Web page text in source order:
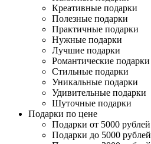
Креативные подарки
Полезные подарки
Практичные подарки
Нужные подарки
Лучшие подарки
Романтические подарки
Стильные подарки
Уникальные подарки
Удивительные подарки
Шуточные подарки
Подарки по цене
Подарки от 5000 рублей
Подарки до 5000 рублей